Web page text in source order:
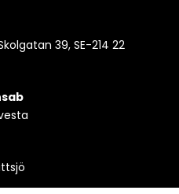
39, SE-214 22